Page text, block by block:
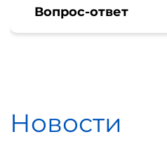
Вопрос-ответ
Новости